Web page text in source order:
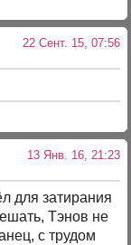
22 Сент. 15, 07:56
13 Янв. 16, 21:23
для затирания
Тэнов не
с трудом